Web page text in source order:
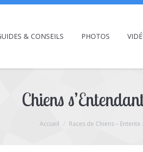
& CONSEILS PHOTOS
Chiens
Accueil Races de Chiens –